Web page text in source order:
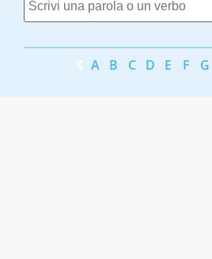
A B C D E F G